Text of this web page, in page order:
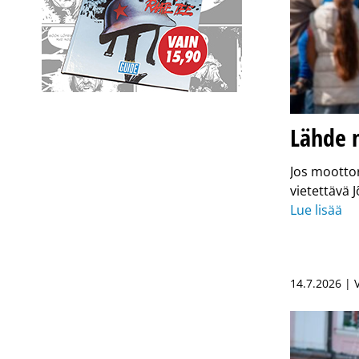
Lähde
Jos
vietettävä
Lue lisää
14.7.2026 |